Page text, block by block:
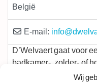
Wij
België
E-mail: info@
D’Welvaert gaat voor
badkamer-, zolder- of
ruwbouw, timmerwerk,